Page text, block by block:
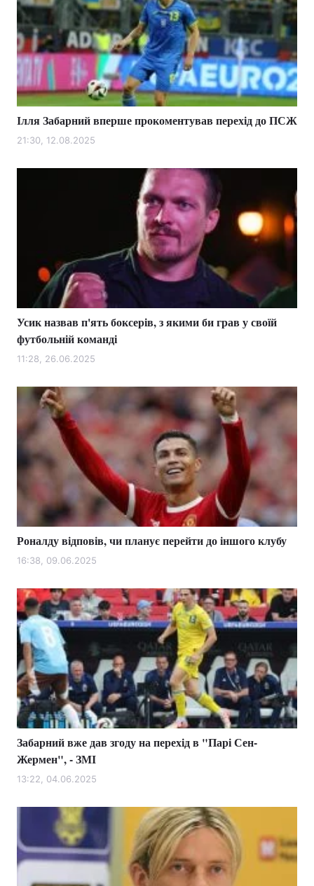
Ілля Забарний вперше прокоментував перехід до ПСЖ
21:30, 12.08.2025
Усик назвав п'ять боксерів, з якими би грав у своїй
футбольній команді
11:28, 26.06.2025
Роналду відповів, чи планує перейти до іншого клубу
16:38, 09.06.2025
Забарний вже дав згоду на перехід в "Парі Сен-
Жермен", - ЗМІ
13:22, 04.06.2025